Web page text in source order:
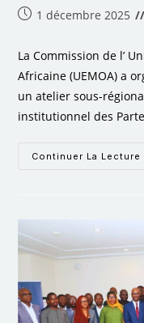
1 décembre 2025
La Commission de l’
Africaine (UEMOA) a
un atelier sous-
institutionnel des
Continuer La Lecture